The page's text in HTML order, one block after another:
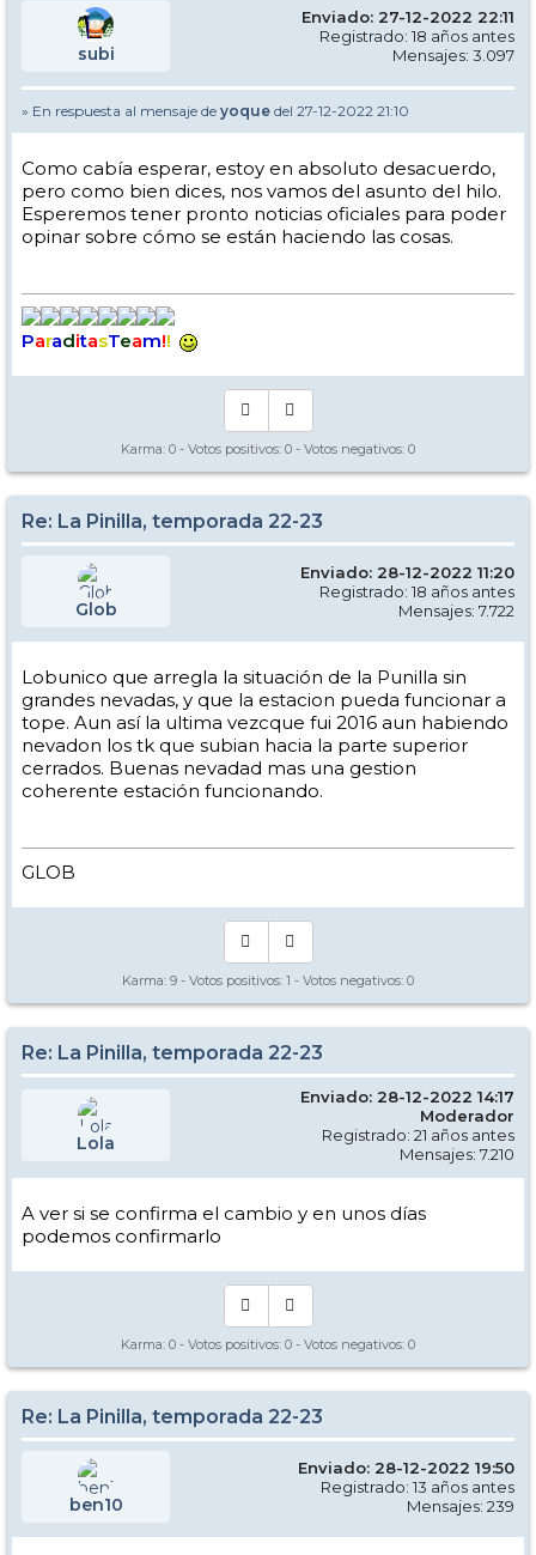
subi
Enviado: 27-12-2022 22:11
Registrado: 18 años antes
Mensajes: 3.097
» En respuesta al mensaje de yoque del 27-12-2022 21:10
Como cabía esperar, estoy en absoluto desacuerdo,
pero como bien dices, nos vamos del asunto del hilo.
Esperemos tener pronto noticias oficiales para poder
opinar sobre cómo se están haciendo las cosas.
ParaditasTeam!!
Karma: 0 - Votos positivos: 0 - Votos negativos: 0
Re: La Pinilla, temporada 22-23
Glob
Enviado: 28-12-2022 11:20
Registrado: 18 años antes
Mensajes: 7.722
Lobunico que arregla la situación de la Punilla sin
grandes nevadas, y que la estacion pueda funcionar a
tope. Aun así la ultima vezcque fui 2016 aun habiendo
nevadon los tk que subian hacia la parte superior
cerrados. Buenas nevadad mas una gestion
coherente estación funcionando.
GLOB
Karma: 9 - Votos positivos: 1 - Votos negativos: 0
Re: La Pinilla, temporada 22-23
Lola
Enviado: 28-12-2022 14:17
Moderador
Registrado: 21 años antes
Mensajes: 7.210
A ver si se confirma el cambio y en unos días
podemos confirmarlo
Karma: 0 - Votos positivos: 0 - Votos negativos: 0
Re: La Pinilla, temporada 22-23
ben10
Enviado: 28-12-2022 19:50
Registrado: 13 años antes
Mensajes: 239